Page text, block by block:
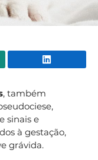
WhatsApp
, também
sinais e
à gestação,
grávida.